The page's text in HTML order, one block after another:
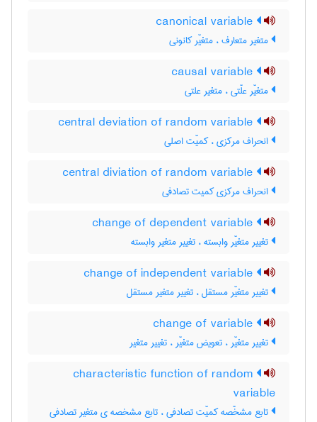
متغیر متعارف ، متغیّر کانونی
متغیّر علّتی ، متغیر علتی
انحراف مرکزی ، کمیّت اصلی
انحراف مرکزی کمیت تصادفی
تغییر متغیّر وابسته ، تغییر متغیر وابسته
تغییر متغیّر مستقل ، تغییر متغیر مستقل
تغییر متغیّر ، تعویض متغیّر ، تغییر متغیر
characteristic function of random
variable
تابع مشخّصه کمیّت تصادفی ، تابع مشخصه ی متغیر تصادفی